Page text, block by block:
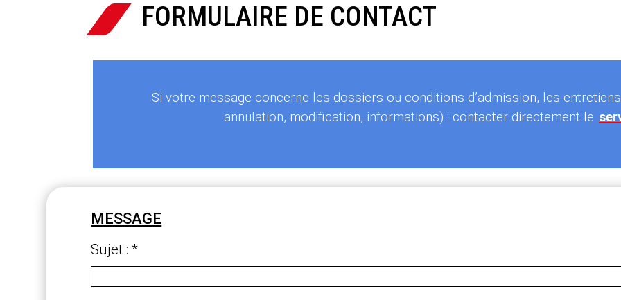
 FORMULAIRE DE CONTACT
Si votre message concerne les dossiers ou conditions d’admission, les
annulation, modification, informations) : contacter directement le
MESSAGE
Sujet : *